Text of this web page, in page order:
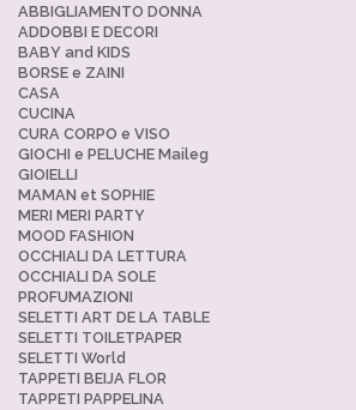
ABBIGLIAMENTO DONNA
ADDOBBI E DECORI
BABY and KIDS
BORSE e ZAINI
CASA
CUCINA
CURA CORPO e VISO
GIOCHI e PELUCHE Maileg
GIOIELLI
MAMAN et SOPHIE
MERI MERI PARTY
MOOD FASHION
OCCHIALI DA LETTURA
OCCHIALI DA SOLE
PROFUMAZIONI
SELETTI ART DE LA TABLE
SELETTI TOILETPAPER
SELETTI World
TAPPETI BEIJA FLOR
TAPPETI PAPPELINA